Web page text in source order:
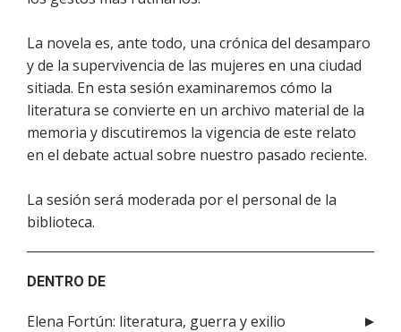
La novela es, ante todo, una crónica del desamparo
y de la supervivencia de las mujeres en una ciudad
sitiada. En esta sesión examinaremos cómo la
literatura se convierte en un archivo material de la
memoria y discutiremos la vigencia de este relato
en el debate actual sobre nuestro pasado reciente.
La sesión será moderada por el personal de la
biblioteca.
DENTRO DE
Elena Fortún: literatura, guerra y exilio